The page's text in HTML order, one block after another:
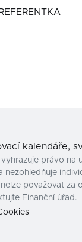
kalendáře,
právo
nezohledňuje
považovat
Finanční úřad.